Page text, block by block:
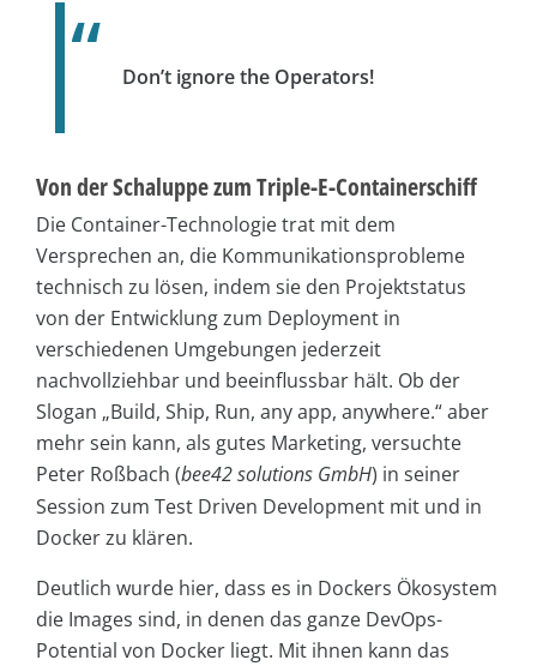
Don’t ignore the Operators!
Von der Schaluppe zum Triple-E-Containerschiff
Die Container-Technologie trat mit dem
Versprechen an, die Kommunikationsprobleme
technisch zu lösen, indem sie den Projektstatus
von der Entwicklung zum Deployment in
verschiedenen Umgebungen jederzeit
nachvollziehbar und beeinflussbar hält. Ob der
Slogan „Build, Ship, Run, any app, anywhere.“ aber
mehr sein kann, als gutes Marketing, versuchte
Peter Roßbach (bee42 solutions GmbH) in seiner
Session zum Test Driven Development mit und in
Docker zu klären.
Deutlich wurde hier, dass es in Dockers Ökosystem
die Images sind, in denen das ganze DevOps-
Potential von Docker liegt. Mit ihnen kann das